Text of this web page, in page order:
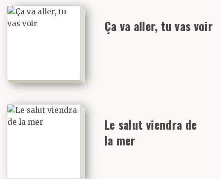
Ça va aller, tu vas voir
Le salut viendra de
la mer